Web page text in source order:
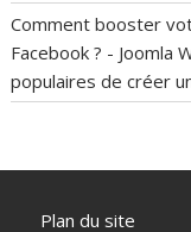
Comment booster
Facebook ? - Joomla
populaires de créer
Plan du site